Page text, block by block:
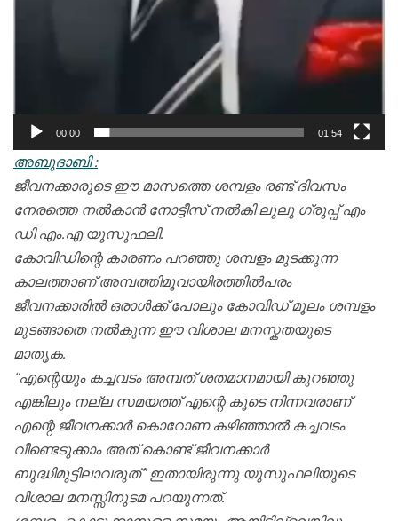
00:00 01:54
അബുദാബി :
ജീവനക്കാരുടെ ഈ മാസത്തെ ശമ്പളം രണ്ട് ദിവസം
നേരത്തെ നൽകാൻ നോട്ടീസ് നൽകി ലുലു ഗ്രൂപ്പ് എം
ഡി എം.എ യൂസുഫലി.
കോവിഡിന്റെ കാരണം പറഞ്ഞു ശമ്പളം മുടക്കുന്ന
കാലത്താണ് അമ്പത്തിമൂവായിരത്തിൽപരം
ജീവനക്കാരിൽ ഒരാൾക്ക് പോലും കോവിഡ് മൂലം ശമ്പളം
മുടങ്ങാതെ നൽകുന്ന ഈ വിശാല മനസ്കതയുടെ
മാതൃക.
“എന്റെയും കച്ചവടം അമ്പത് ശതമാനമായി കുറഞ്ഞു
എങ്കിലും നല്ല സമയത്ത് എന്റെ കൂടെ നിന്നവരാണ്
എന്റെ ജീവനക്കാർ കൊറോണ കഴിഞ്ഞാൽ കച്ചവടം
വീണ്ടെടുക്കാം അത് കൊണ്ട് ജീവനക്കാർ
ബുദ്ധിമുട്ടിലാവരുത്” ഇതായിരുന്നു യുസുഫലിയുടെ
വിശാല മനസ്സിനുടമ പറയുന്നത്.